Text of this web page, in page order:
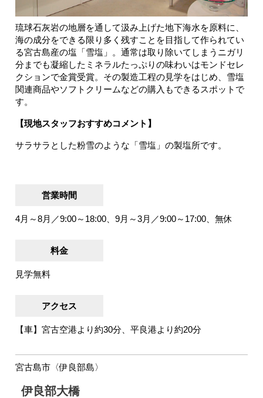
琉球石灰岩の地層を通して汲み上げた地下海水を原料に、
海の成分をできる限り多く残すことを目指して作られてい
る宮古島産の塩「雪塩」。通常は取り除いてしまうニガリ
分までも凝縮したミネラルたっぷりの味わいはモンドセレ
クションで金賞受賞。その製造工程の見学をはじめ、雪塩
関連商品やソフトクリームなどの購入もできるスポットで
す。
【現地スタッフおすすめコメント】
サラサラとした粉雪のような「雪塩」の製塩所です。
営業時間
4月～8月／9:00～18:00、9月～3月／9:00～17:00、無休
料金
見学無料
アクセス
【車】宮古空港より約30分、平良港より約20分
宮古島市〈伊良部島〉
伊良部大橋